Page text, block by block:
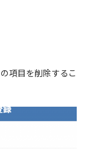
項目を削除するこ